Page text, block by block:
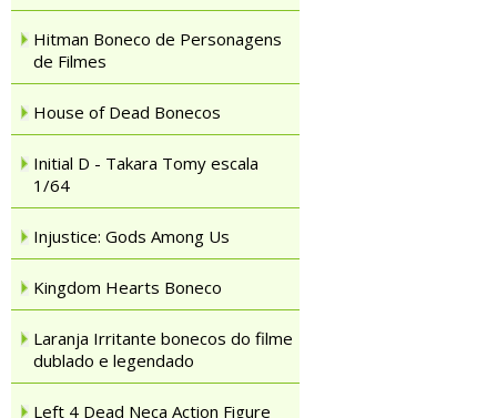
Hitman Boneco de Personagens
de Filmes
House of Dead Bonecos
Initial D - Takara Tomy escala
1/64
Injustice: Gods Among Us
Kingdom Hearts Boneco
Laranja Irritante bonecos do filme
dublado e legendado
Left 4 Dead Neca Action Figure